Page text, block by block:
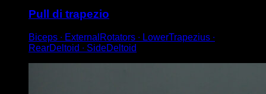
Pull di trapezio
Biceps ∙ ExternalRotators ∙ LowerTrapezius ∙
RearDeltoid ∙ SideDeltoid